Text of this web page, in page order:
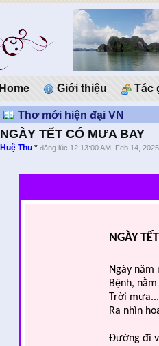
Home Giới thiệu Tác
Thơ mới hiện đại VN
NGÀY TẾT CÓ MƯA BAY
Huệ Thu *đăng lúc 12:13:00 AM, Feb 14, 2025
NGÀY
Ngày năm
Bệnh,
Trời
Ra nhìn
Đường đi